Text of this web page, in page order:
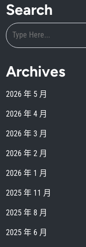
Search
Archives
2026 年 5 月
2026 年 4 月
2026 年 3 月
2026 年 2 月
2026 年 1 月
2025 年 11 月
2025 年 8 月
2025 年 6 月